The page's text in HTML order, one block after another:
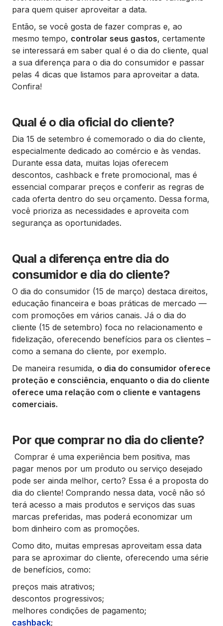
para quem quiser aproveitar a data.
Então, se você gosta de fazer compras e, ao
mesmo tempo, controlar seus gastos, certamente
se interessará em saber qual é o dia do cliente, qual
a sua diferença para o dia do consumidor e passar
pelas 4 dicas que listamos para aproveitar a data.
Confira!
Qual é o dia oficial do cliente?
Dia 15 de setembro é comemorado o dia do cliente,
especialmente dedicado ao comércio e às vendas.
Durante essa data, muitas lojas oferecem
descontos, cashback e frete promocional, mas é
essencial comparar preços e conferir as regras de
cada oferta dentro do seu orçamento. Dessa forma,
você prioriza as necessidades e aproveita com
segurança as oportunidades.
Qual a diferença entre dia do
consumidor e dia do cliente?
O dia do consumidor (15 de março) destaca direitos,
educação financeira e boas práticas de mercado —
com promoções em vários canais. Já o dia do
cliente (15 de setembro) foca no relacionamento e
fidelização, oferecendo benefícios para os clientes –
como a semana do cliente, por exemplo.
De maneira resumida, o dia do consumidor oferece
proteção e consciência, enquanto o dia do cliente
oferece uma relação com o cliente e vantagens
comerciais.
Por que comprar no dia do cliente?
Comprar é uma experiência bem positiva, mas
pagar menos por um produto ou serviço desejado
pode ser ainda melhor, certo? Essa é a proposta do
dia do cliente! Comprando nessa data, você não só
terá acesso a mais produtos e serviços das suas
marcas preferidas, mas poderá economizar um
bom dinheiro com as promoções.
Como dito, muitas empresas aproveitam essa data
para se aproximar do cliente, oferecendo uma série
de benefícios, como:
preços mais atrativos;
descontos progressivos;
melhores condições de pagamento;
cashback;